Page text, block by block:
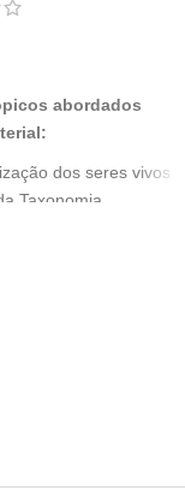
abordados
dos seres vivos
Taxonomia
mapas mentais
o repasse desse